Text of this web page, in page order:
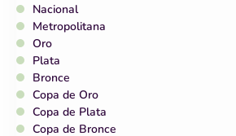
Nacional
Metropolitana
Oro
Plata
Bronce
Copa de Oro
Copa de Plata
Copa de Bronce